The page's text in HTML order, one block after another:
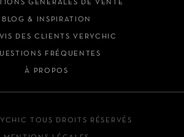
GÉNÉRALES DE VENTE
BLOG & INSPIRATION
DES CLIENTS VERYCHIC
FRÉQUENTES
À PROPOS
TOUS DROITS RÉSERVÉS